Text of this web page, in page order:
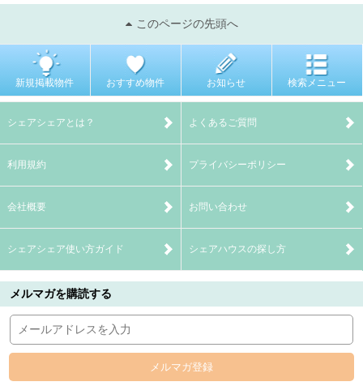
このページの先頭へ
新規掲載物件 おすすめ物件 お知らせ 検索メニュー
シェアシェアとは？ よくあるご質問
利用規約 プライバシーポリシー
会社概要 お問い合わせ
シェアシェア使い方ガイド シェアハウスの探し方
メルマガを購読する
メルマガ登録